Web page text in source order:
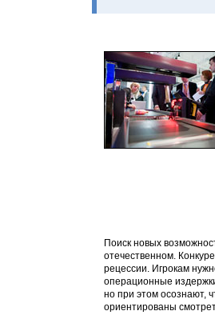
Поиск новых
отечественном.
рецессии. Игрокам
операционные
но при этом осознают,
ориентированы